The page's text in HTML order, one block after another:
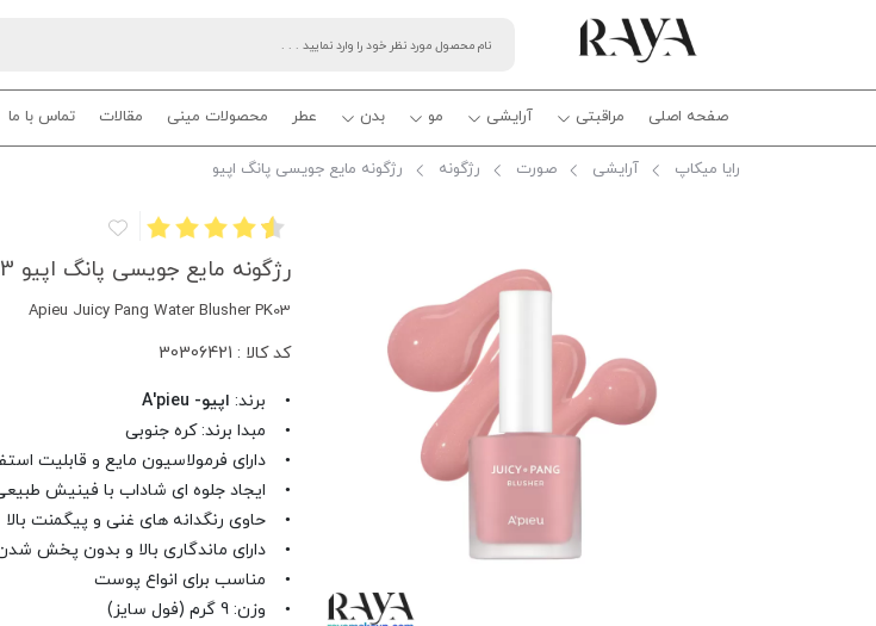
صفحه اصلی مراقبتی آرایشی مو بدن عطر محصولات مینی مقالات تماس با ما
رایا میکاپ آرایشی صورت رژگونه رژگونه مایع جویسی پانگ اپیو
رژگونه مایع جویسی پانگ اپیو PK03
Apieu Juicy Pang Water Blusher PK03
کد کالا : 30306421
• برند: اپیو- A'pieu
• مبدا برند: کره جنوبی
• دارای فرمولاسیون مایع و قابلیت
• ایجاد جلوه ای شاداب با فینیش
• حاوی رنگدانه های غنی و پیگمنت بالا
• دارای ماندگاری بالا و بدون پخش
• مناسب برای انواع پوست
• وزن: 9 گرم (فول سایز)